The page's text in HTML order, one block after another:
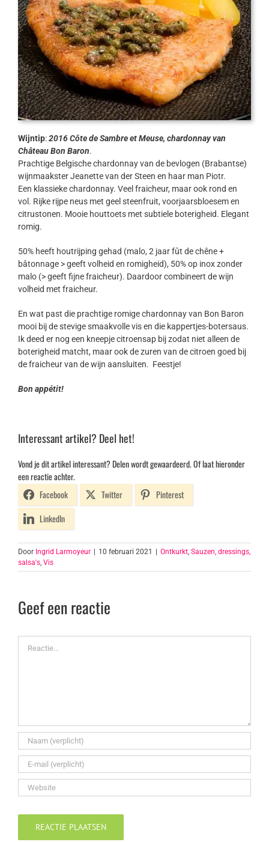
Wijntip:2016 Côte de Sambre et Meuse, chardonnay van
Château Bon Baron.
Prachtige Belgische chardonnay van de bevlogen (Brabantse)
wijnmaakster Jeanette van der Steen en haar man Piotr.
Een klassieke chardonnay. Veel fraicheur, maar ook rond en
vol. Rijke rijpe neus met geel steenfruit, voorjaarsbloesem en
citrustonen. Mooie houttoets met subtiele boterigheid. Elegant
romig.
50% heeft houtrijping gehad (malo, 2 jaar fût de chêne +
bâtonnage > geeft volheid en romigheid), 50% op inox zonder
malo (> geeft fijne fraicheur). Daardoor combineert de wijn
volheid met fraicheur.
En wat past die prachtige romige chardonnay van Bon Baron
mooi bij de stevige smaakvolle vis en die kappertjes-botersaus.
Ik deed er nog een kneepje citroensap bij zodat niet alleen de
boterigheid matcht, maar ook de zuren van de citroen goed bij
de fraicheur van de wijn aansluiten. Feestje!
Bon appétit!
Interessant artikel? Deel het!
Vond je dit artikel interessant? Delen wordt gewaardeerd. Of laat hieronder
een reactie achter.
Facebook
Twitter
Pinterest
LinkedIn
Door Ingrid Larmoyeur | 10 februari 2021 | Ontkurkt, Sauzen, dressings,
salsa's, Vis
Geef een reactie